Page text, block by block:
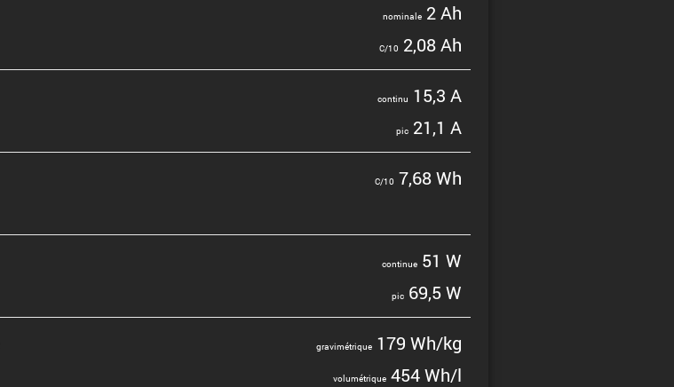
nominale2 Ah
C/10 2,08 Ah
continu 15,3 A
pic21,1 A
C/10 7,68 Wh
continue51 W
pic69,5 W
gravi­mé­trique179 Wh/kg
volumé­trique454 Wh/l